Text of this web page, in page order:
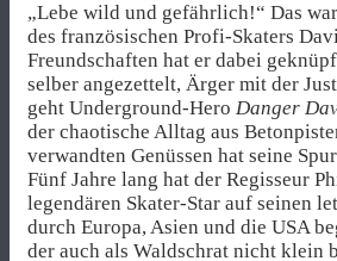
„Lebe wild und gefährlich!“ Das
des französischen Profi-Skaters
Freundschaften hat er dabei
selber angezettelt, Ärger mit der
geht Underground-Hero Danger
der chaotische Alltag aus
verwandten Genüssen hat seine
Fünf Jahre lang hat der Regisseur
legendären Skater-Star auf seinen
durch Europa, Asien und die USA
der auch als Waldschrat nicht klein